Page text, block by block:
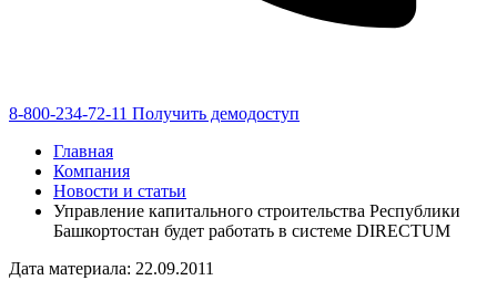
8-800-234-72-11 Получить демодоступ
Главная
Компания
Новости и статьи
Управление капитального строительства Республики
Башкортостан будет работать в системе DIRECTUM
Дата материала: 22.09.2011